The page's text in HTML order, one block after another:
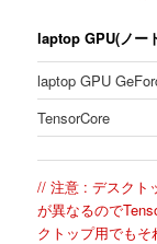
laptop GPU(ノー
laptop GPU
TensorCore
// 注意 : デスクト
が異なるので
クトップ用でも